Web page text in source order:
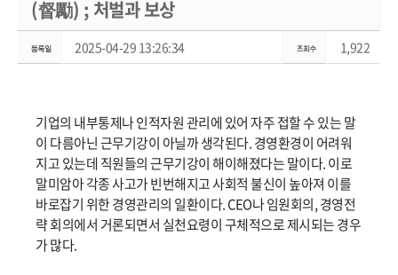
(督勵) ; 처벌과 보상
2025-04-29 13:26:34 1,922
기업의 내부통제나 인적자원 관리에 있어 자주 접할 수 있는 말
이 다름아닌 근무기강이 아닐까 생각된다. 경영환경이 어려워
지고 있는데 직원들의 근무기강이 해이해졌다는 말이다. 이로
말미암아 각종 사고가 빈번해지고 사회적 불신이 높아져 이를
바로잡기 위한 경영관리의 일환이다. CEO나 임원회의, 경영전
략 회의에서 거론되면서 실천요령이 구체적으로 제시되는 경우
가 많다.